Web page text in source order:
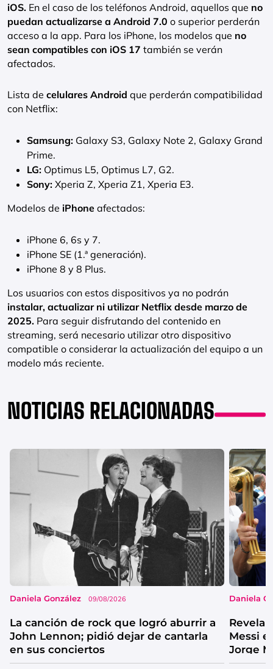
iOS. En el caso de los teléfonos Android, aquellos que no
puedan actualizarse a Android 7.0 o superior perderán
acceso a la app. Para los iPhone, los modelos que no
sean compatibles con iOS 17 también se verán
afectados.
Lista de celulares Android que perderán compatibilidad
con Netflix:
Samsung: Galaxy S3, Galaxy Note 2, Galaxy Grand
Prime.
LG: Optimus L5, Optimus L7, G2.
Sony: Xperia Z, Xperia Z1, Xperia E3.
Modelos de iPhone afectados:
iPhone 6, 6s y 7.
iPhone SE (1.ª generación).
iPhone 8 y 8 Plus.
Los usuarios con estos dispositivos ya no podrán
instalar, actualizar ni utilizar Netflix desde marzo de
2025. Para seguir disfrutando del contenido en
streaming, será necesario utilizar otro dispositivo
compatible o considerar la actualización del equipo a un
modelo más reciente.
NOTICIAS RELACIONADAS
Daniela González 09/08/2026
La canción de rock que logró aburrir a
John Lennon; pidió dejar de cantarla
en sus conciertos
Daniela
Messi
Jorge